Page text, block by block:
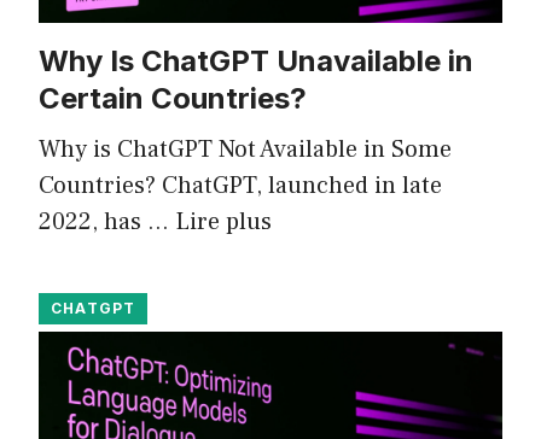
Why Is ChatGPT Unavailable in
Certain Countries?
Why is ChatGPT Not Available in Some
Countries? ChatGPT, launched in late
2022, has … Lire plus
CHATGPT